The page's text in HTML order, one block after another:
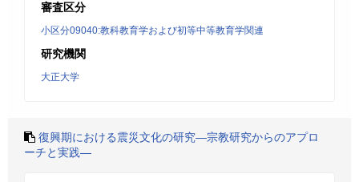
審査区分
小区分09040:教科教育学および初等中等教育学関連
研究機関
大正大学
復興期における震災文化の研究―宗教研究からのアプロ
ーチと実践―